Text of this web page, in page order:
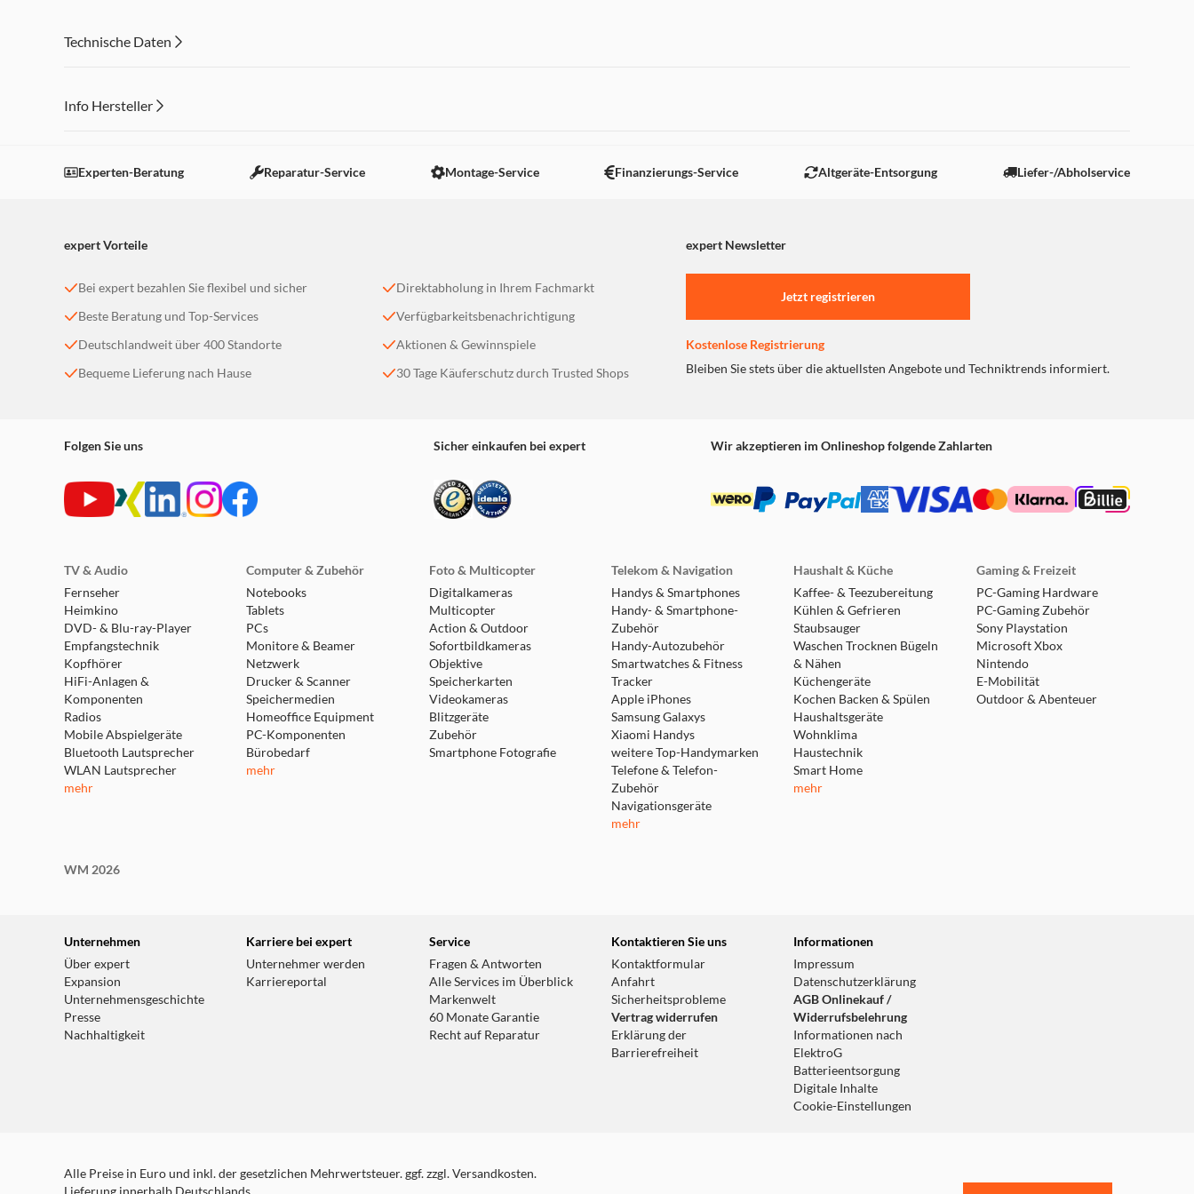
Technische Daten
Info Hersteller
Einstellungen anpassen
Experten-Beratung Reparatur-Service Montage-Service Finanzierungs-Service Altgeräte-Entsorgung Liefer-/Abholservice
expert Vorteile expert Newsletter
Bei expert bezahlen Sie flexibel und sicher
Beste Beratung und Top-Services
Deutschlandweit über 400 Standorte
Bequeme Lieferung nach Hause
Direktabholung in Ihrem Fachmarkt
Verfügbarkeitsbenachrichtigung
Aktionen & Gewinnspiele
30 Tage Käuferschutz durch Trusted Shops
Jetzt registrieren
Kostenlose Registrierung
Bleiben Sie stets über die aktuellsten Angebote und Techniktrends informiert.
Folgen Sie uns Sicher einkaufen bei expert Wir akzeptieren im Onlineshop folgende Zahlarten
TV & Audio
Fernseher
Heimkino
DVD- & Blu-ray-Player
Empfangstechnik
Kopfhörer
HiFi-Anlagen &
Komponenten
Radios
Mobile Abspielgeräte
Bluetooth Lautsprecher
WLAN Lautsprecher
mehr
Computer & Zubehör
Notebooks
Tablets
PCs
Monitore & Beamer
Netzwerk
Drucker & Scanner
Speichermedien
Homeoffice Equipment
PC-Komponenten
Bürobedarf
mehr
Foto & Multicopter
Digitalkameras
Multicopter
Action & Outdoor
Sofortbildkameras
Objektive
Speicherkarten
Videokameras
Blitzgeräte
Zubehör
Smartphone Fotografie
Telekom & Navigation
Handys & Smartphones
Handy- & Smartphone-
Zubehör
Handy-Autozubehör
Smartwatches & Fitness
Tracker
Apple iPhones
Samsung Galaxys
Xiaomi Handys
weitere Top-Handymarken
Telefone & Telefon-
Zubehör
Navigationsgeräte
mehr
Haushalt & Küche
Kaffee- & Teezubereitung
Kühlen & Gefrieren
Staubsauger
Waschen Trocknen Bügeln
& Nähen
Küchengeräte
Kochen Backen & Spülen
Haushaltsgeräte
Wohnklima
Haustechnik
Smart Home
mehr
Gaming & Freizeit
PC-Gaming Hardware
PC-Gaming Zubehör
Sony Playstation
Microsoft Xbox
Nintendo
E-Mobilität
Outdoor & Abenteuer
WM 2026
Unternehmen
Über expert
Expansion
Unternehmensgeschichte
Presse
Nachhaltigkeit
Karriere bei expert
Unternehmer werden
Karriereportal
Service
Fragen & Antworten
Alle Services im Überblick
Markenwelt
60 Monate Garantie
Recht auf Reparatur
Kontaktieren Sie uns
Kontaktformular
Anfahrt
Sicherheitsprobleme
Vertrag widerrufen
Erklärung der
Barrierefreiheit
Informationen
Impressum
Datenschutzerklärung
AGB Onlinekauf /
Widerrufsbelehrung
Informationen nach
ElektroG
Batterieentsorgung
Digitale Inhalte
Cookie-Einstellungen
Alle Preise in Euro und inkl. der gesetzlichen Mehrwertsteuer. ggf. zzgl. Versandkosten.
Lieferung innerhalb Deutschlands.